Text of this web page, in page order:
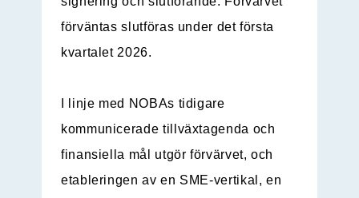
förväntas slutföras under det första
kvartalet 2026.
I linje med NOBAs tidigare
kommunicerade tillväxtagenda och
finansiella mål utgör förvärvet, och
etableringen av en SME-vertikal, en